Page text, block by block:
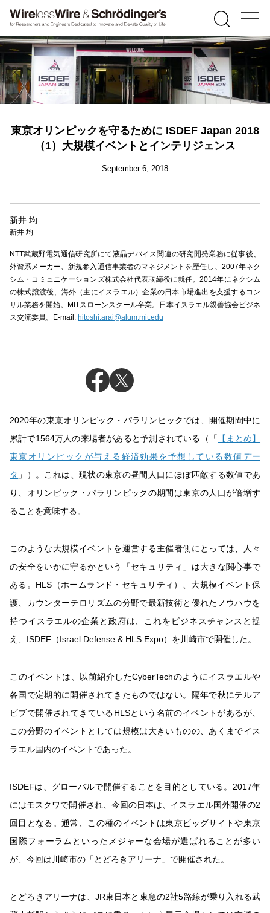
東京オリンピックを守るために ISDEF Japan 2018
（1）大規模イベントとインテリジェンス
September 6, 2018
新井 均
新井 均
NTT武蔵野電気通信研究所にて液晶デバイス関連の研究開発業務に従事後、
外資系メーカー、新規参入通信事業者のマネジメントを歴任し、2007年ネク
シム・コミュニケーションズ株式会社代表取締役に就任。2014年にネクシム
の株式譲渡後、海外（主にイスラエル）企業の日本市場進出を支援するコン
サル業務を開始。MITスローンスクール卒業。日本イスラエル親善協会ビジネ
ス交流委員。E-mail: hitoshi.arai@alum.mit.edu
2020年の東京オリンピック・パラリンピックでは、開催期間中に
累計で1564万人の来場者があると予測されている（「
【まとめ】
東京オリンピックが与える経済効果を予想している数値デー
タ 」）。これは、現状の東京の昼間人口にほぼ匹敵する数値であ
り、オリンピック・パラリンピックの期間は東京の人口が倍増す
ることを意味する。
このような大規模イベントを運営する主催者側にとっては、人々
の安全をいかに守るかという「セキュリティ」は大きな関心事で
ある。HLS（ホームランド・セキュリティ）、大規模イベント保
護、カウンターテロリズムの分野で最新技術と優れたノウハウを
持つイスラエルの企業と政府は、これをビジネスチャンスと捉
え、ISDEF（Israel Defense & HLS Expo）を川崎市で開催した。
このイベントは、以前紹介したCyberTechのようにイスラエルや
各国で定期的に開催されてきたものではない。隔年で秋にテルア
ビブで開催されてきているHLSという名前のイベントがあるが、
この分野のイベントとしては規模は大きいものの、あくまでイス
ラエル国内のイベントであった。
ISDEFは、グローバルで開催することを目的としている。2017年
にはモスクワで開催され、今回の日本は、イスラエル国外開催の2
回目となる。通常、この種のイベントは東京ビッグサイトや東京
国際フォーラムといったメジャーな会場が選ばれることが多い
が、今回は川崎市の「とどろきアリーナ」で開催された。
とどろきアリーナは、JR東日本と東急の2社5路線が乗り入れる武